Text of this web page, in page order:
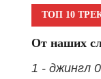
ТОП 10
От наших
1 - джингл